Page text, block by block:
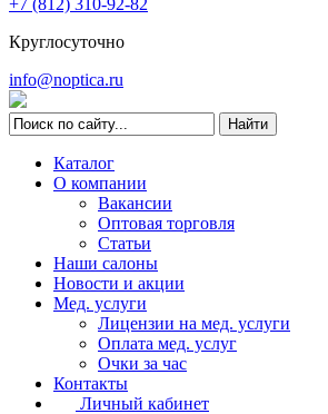
+7 (812) 310-92-82
Круглосуточно
info@noptica.ru
Каталог
О компании
Вакансии
Оптовая торговля
Статьи
Наши салоны
Новости и акции
Мед. услуги
Лицензии на мед. услуги
Оплата мед. услуг
Очки за час
Контакты
Личный кабинет